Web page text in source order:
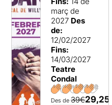
març de
2027 Des
de:
12/02/2027
Fins:
14/03/2027
Teatre
Condal
Des de39€29,25€